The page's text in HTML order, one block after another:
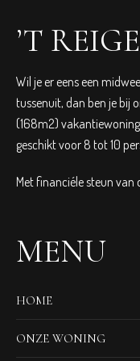
’T
Wil je er eens een
tussenuit, dan ben je bij
(168m2)
geschikt voor 8 tot 10
Met financiéle steun van
MENU
HOME
ONZE WONING